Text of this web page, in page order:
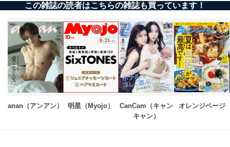
改訂：2025年2月20日
制定：2005年4月1日
株式会社富士山マガジンサービス
代表取締役会長 西野 伸一郎
個人情報の取扱いについて
１．個人情報保護管理者
当社は以下の個人情報保護管理者を設置し、個人情報保
護管理者の責任のもと、個人情報を取得・アクセス・利
この雑誌の読者はこちらの雑誌も買っています！
anan（アンアン） 明星（Myojo）
CanCam（キャン
キャン）
オレンジページ